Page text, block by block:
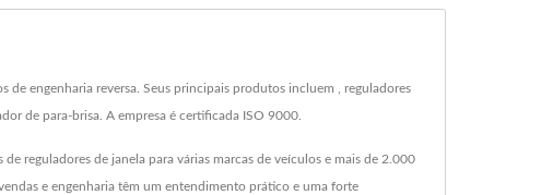
de engenharia reversa. Seus principais produtos incluem , reguladores
de para-brisa. A empresa é certificada ISO 9000.
reguladores de janela para várias marcas de veículos e mais de 2.000
e engenharia têm um entendimento prático e uma forte